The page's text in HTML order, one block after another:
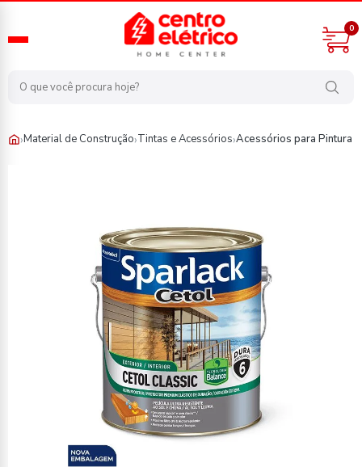
0
›Material de Construção›Tintas e Acessórios›Acessórios para Pintura